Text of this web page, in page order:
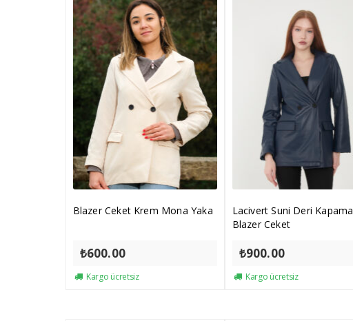
Blazer Ceket Krem Mona Yaka
₺600.00
Kargo ücretsiz
Lacivert Suni Deri Kapama
Blazer Ceket
₺900.00
Kargo ücretsiz